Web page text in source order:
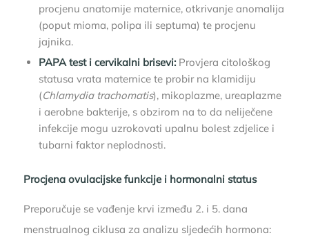
procjenu anatomije maternice, otkrivanje anomalija
(poput mioma, polipa ili septuma) te procjenu
jajnika.
PAPA test i cervikalni brisevi:Provjera citološkog
statusa vrata maternice te probir na klamidiju
(Chlamydia trachomatis), mikoplazme, ureaplazme
i aerobne bakterije, s obzirom na to da neliječene
infekcije mogu uzrokovati upalnu bolest zdjelice i
tubarni faktor neplodnosti.
Procjena ovulacijske funkcije i hormonalni status
Preporučuje se vađenje krvi između 2. i 5. dana
menstrualnog ciklusa za analizu sljedećih hormona: